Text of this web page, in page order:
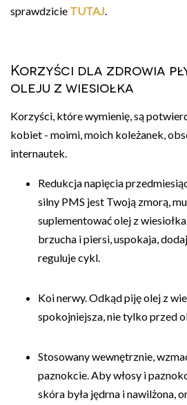
sprawdzicie TUTAJ.
Korzyści dla zdrowia
oleju z wiesiołka
Korzyści, które wymienię, są
kobiet - moimi, moich koleżanek,
internautek.
Redukcja napięcia
silny PMS jest Twoją zmorą,
suplementować olej z
brzucha i piersi, uspokaja,
reguluje cykl.
Koi nerwy. Odkąd piję olej z
spokojniejsza, nie tylko przed
Stosowany wewnętrznie,
paznokcie. Aby włosy i
skóra była jędrna i nawilżona,